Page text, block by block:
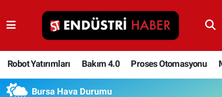
Robot Yatırımları Bakım 4.0 Proses Otomasyonu
Bursa Hava Durumu
Robot Yatırımları
Bakım 4.0
Proses Otomasyonu